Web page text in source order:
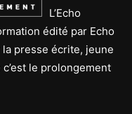
L’Echo
édité par Echo
presse écrite, jeune
le prolongement